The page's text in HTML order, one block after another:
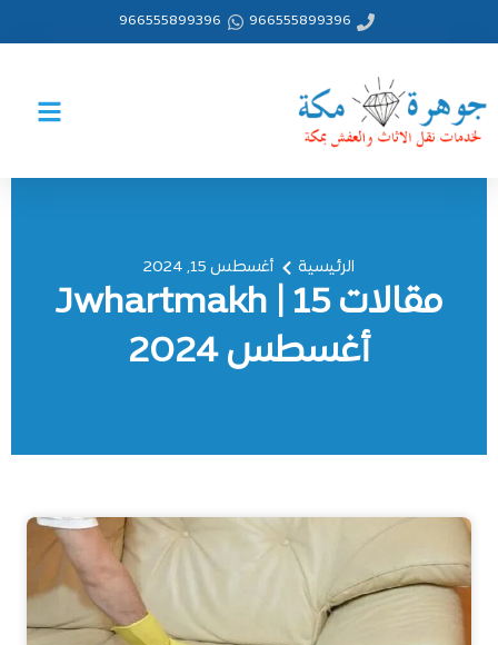
966555899396
966555899396
الرئيسية أغسطس 15, 2024
مقالات Jwhartmakh | 15
أغسطس 2024